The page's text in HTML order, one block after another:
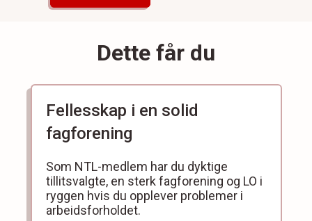
Dette får du
Fellesskap i en solid
fagforening
Som NTL-medlem har du dyktige
tillitsvalgte, en sterk fagforening og LO i
ryggen hvis du opplever problemer i
arbeidsforholdet.